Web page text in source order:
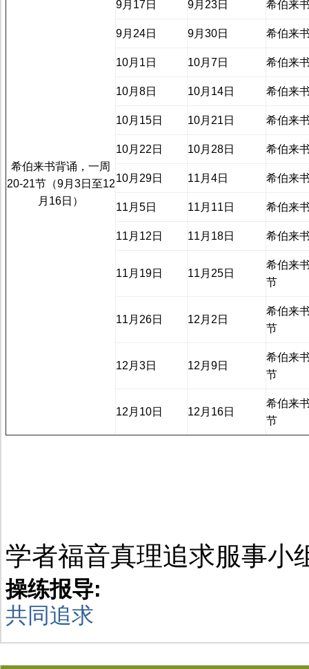
希伯来书背诵，一周
20-21节（9月3日至12
月16日）
9月17日 9月23日 希伯来
9月24日 9月30日 希伯来
10月1日 10月7日 希伯来
10月8日 10月14日 希伯来
10月15日 10月21日 希伯来
10月22日 10月28日 希伯来
10月29日 11月4日 希伯来
11月5日 11月11日 希伯来
11月12日 11月18日 希伯来
11月19日 11月25日
希伯来
节
11月26日 12月2日
希伯来
节
12月3日 12月9日
希伯来
节
12月10日 12月16日
希伯来
节
学者福音真理追求服事小
操练报导:
共同追求